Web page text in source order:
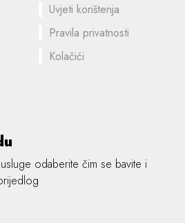
Uvjeti korištenja
Pravila privatnosti
Kolačići
odaberite čim se bavite i